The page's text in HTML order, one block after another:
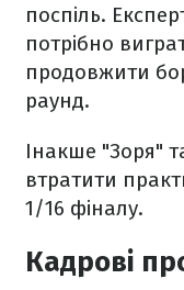
поспіль.
потрібно
продовжити
раунд.
Інакше "Зоря"
втратити
1/16 фіналу.
Кадрові